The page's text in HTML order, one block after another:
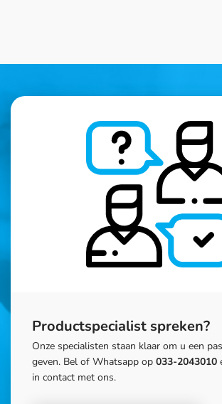
Productspecialist spreken?
Onze specialisten staan klaar om u een
geven. Bel of Whatsapp op 033-2043010
in contact met ons.